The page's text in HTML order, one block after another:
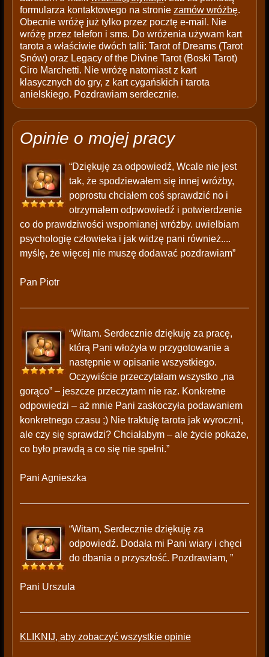
formularza kontaktowego na stronie zamów wróżbę.
Obecnie wróżę już tylko przez pocztę e-mail. Nie
wróżę przez telefon i sms. Do wróżenia używam kart
tarota a właściwie dwóch talii: Tarot of Dreams (Tarot
Snów) oraz Legacy of the Divine Tarot (Boski Tarot)
Ciro Marchetti. Nie wróżę natomiast z kart
klasycznych do gry, z kart cygańskich i tarota
anielskiego. Pozdrawiam serdecznie.
Opinie o mojej pracy
“Dziękuję za odpowiedź, Wcale nie jest
tak, że spodziewałem się innej wróżby,
poprostu chciałem coś sprawdzić no i
otrzymałem odpwowiedź i potwierdzenie
co do prawdziwości wspomianej wróżby. uwielbiam
psychologię człowieka i jak widzę pani również....
myślę, że więcej nie muszę dodawać pozdrawiam”
Pan Piotr
“Witam. Serdecznie dziękuję za pracę,
którą Pani włożyła w przygotowanie a
następnie w opisanie wszystkiego.
Oczywiście przeczytałam wszystko „na
gorąco” – jeszcze przeczytam nie raz. Konkretne
odpowiedzi – aż mnie Pani zaskoczyła podawaniem
konkretnego czasu ;) Nie traktuję tarota jak wyroczni,
ale czy się sprawdzi? Chciałabym – ale życie pokaże,
co było prawdą a co się nie spełni.”
Pani Agnieszka
“Witam, Serdecznie dziękuję za
odpowiedź. Dodała mi Pani wiary i chęci
do dbania o przyszłość. Pozdrawiam, ”
Pani Urszula
KLIKNIJ, aby zobaczyć wszystkie opinie